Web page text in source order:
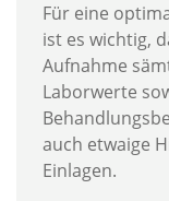
Für eine
ist es wichtig,
Aufnahme
Laborwerte
auch etwaige
Einlagen.